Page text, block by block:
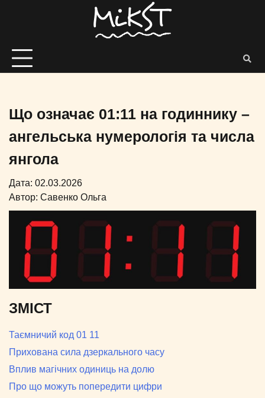
Що означає 01:11 на годиннику –
ангельська нумерологія та числа
янгола
Дата: 02.03.2026
Автор: Савенко Ольга
ЗМІСТ
Таємничий код 01 11
Прихована сила дзеркального часу
Вплив магічних одиниць на долю
Про що можуть попередити цифри